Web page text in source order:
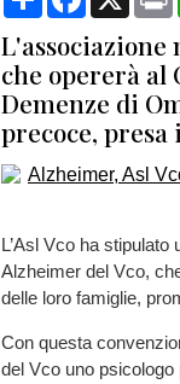
L'associazione
che opererà
Demenze di
precoce,
L’Asl Vco ha
Alzheimer del Vco,
delle loro famiglie,
Con questa
del Vco uno